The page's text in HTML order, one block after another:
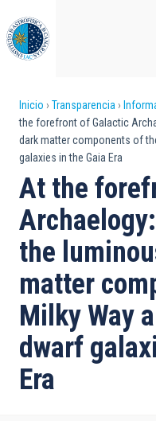
al
contenido
principal
Sobrescribir
enlaces
de
ayuda
a
la
navegación
Inicio Transparencia
the forefront of Galactic
dark matter components of
galaxies in the Gaia Era
At the
the
matter
Milky Way
dwarf
Era